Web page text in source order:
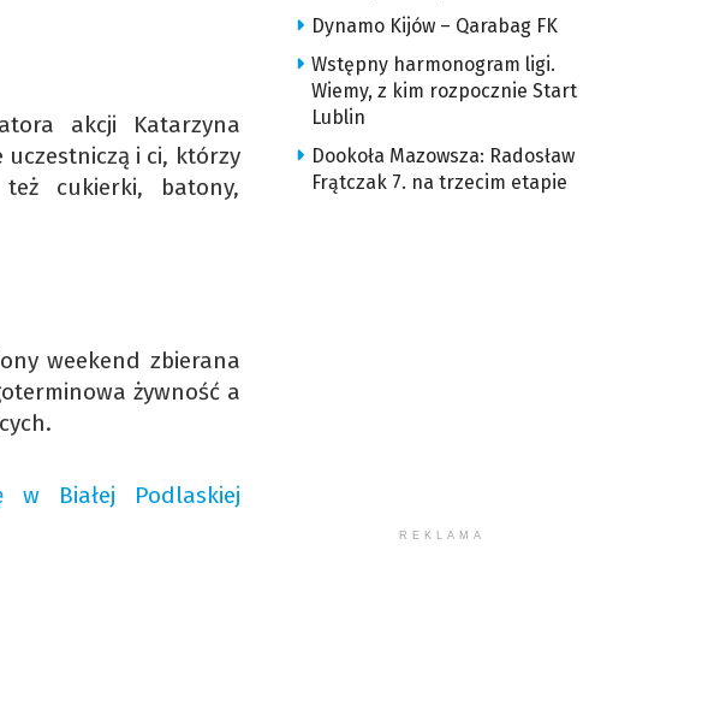
akcji Katarzyna
uczestniczą i ci, którzy
cukierki, batony,
weekend zbierana
żywność a
w Białej Podlaskiej
Dynamo Kijów – Qarabag FK
Wstępny harmonogram ligi.
Wiemy, z kim rozpocznie Start
Lublin
Dookoła Mazowsza: Radosław
Frątczak 7. na trzecim etapie
REKLAMA